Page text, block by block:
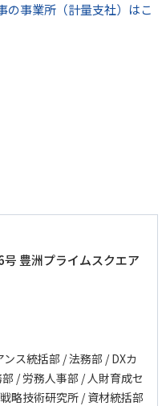
の事業所（計量支社）はこ
豊洲プライムスクエア
ス統括部 / 法務部 / DXカ
/ 労務人事部 / 人財育成セ
略技術研究所 / 資材統括部